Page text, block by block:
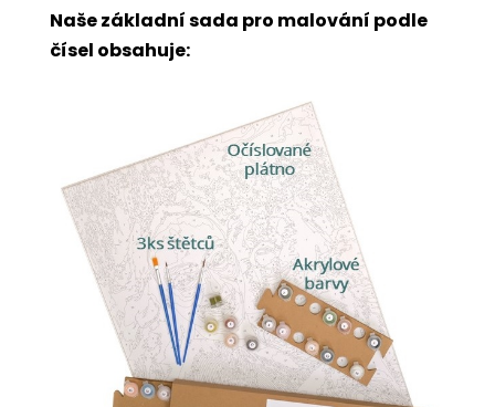
Naše základní sada pro malování podle
čísel obsahuje: